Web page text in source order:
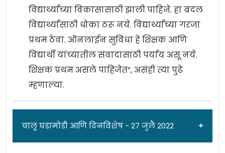
विद्यार्थ्यांच्या विकासासाठी झाली पाहिजे. हा बदल
विद्यार्थ्यांसाठी धोका ठरू नये. विद्यार्थ्यांच्या गरजा
प्रथम ठेवा. ऑनलाईन सुविधा हे शिक्षक आणि
विद्यार्थी यांच्यातील संवादासाठी पर्याय असू नये.
शिक्षक प्रथम असले पाहिजेत”, असंही त्या पुढे
म्हणाल्या.
चालू घडामोडी आणि दिनविशेष - 27 जुलै 2022